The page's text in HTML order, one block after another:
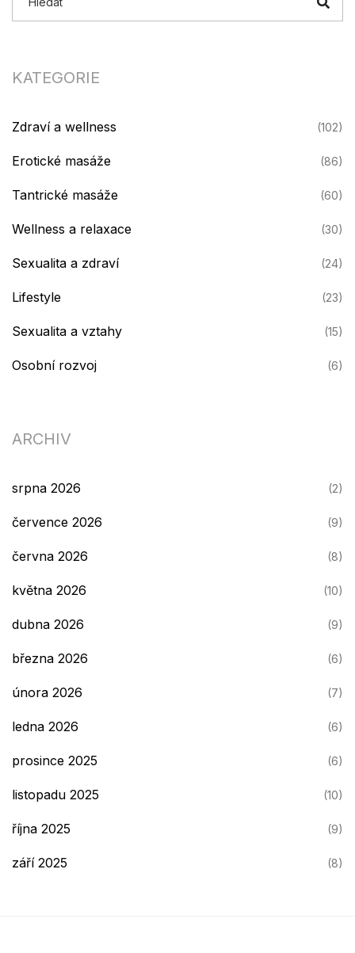
KATEGORIE
Zdraví a wellness (102)
Erotické masáže (86)
Tantrické masáže (60)
Wellness a relaxace (30)
Sexualita a zdraví (24)
Lifestyle (23)
Sexualita a vztahy (15)
Osobní rozvoj (6)
ARCHIV
srpna 2026 (2)
července 2026 (9)
června 2026 (8)
května 2026 (10)
dubna 2026 (9)
března 2026 (6)
února 2026 (7)
ledna 2026 (6)
prosince 2025 (6)
listopadu 2025 (10)
října 2025 (9)
září 2025 (8)